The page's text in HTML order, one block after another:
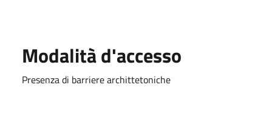
Modalità d'accesso
Presenza di barriere archittetoniche